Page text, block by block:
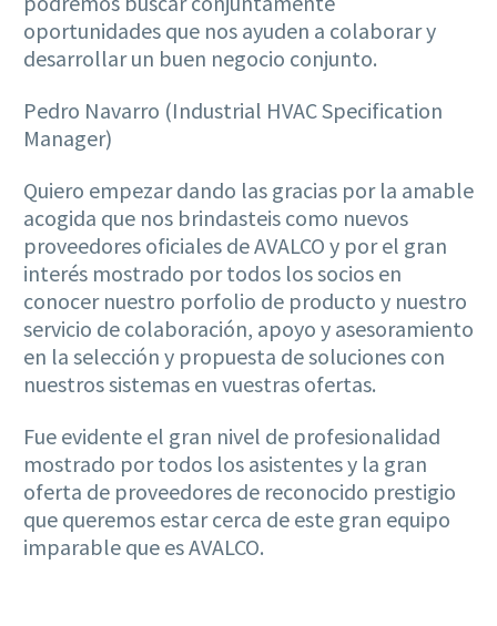
oportunidades que nos ayuden a colaborar y
desarrollar un buen negocio conjunto.
Pedro Navarro (Industrial HVAC Specification
Manager)
Quiero empezar dando las gracias por la amable
acogida que nos brindasteis como nuevos
proveedores oficiales de AVALCO y por el gran
interés mostrado por todos los socios en
conocer nuestro porfolio de producto y nuestro
servicio de colaboración, apoyo y asesoramiento
en la selección y propuesta de soluciones con
nuestros sistemas en vuestras ofertas.
Fue evidente el gran nivel de profesionalidad
mostrado por todos los asistentes y la gran
oferta de proveedores de reconocido prestigio
que queremos estar cerca de este gran equipo
imparable que es AVALCO.